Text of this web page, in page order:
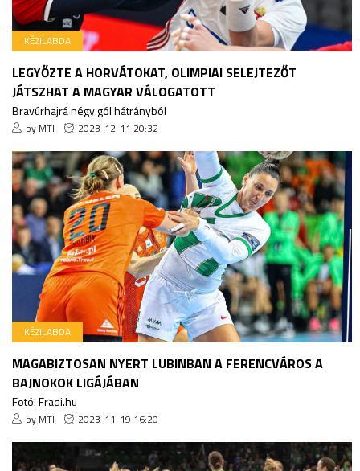
KÉZILABDA
LEGYŐZTE A HORVÁTOKAT, OLIMPIAI SELEJTEZŐT
JÁTSZHAT A MAGYAR VÁLOGATOTT
Bravúrhajrá négy gól hátrányból
by MTI 2023-12-11 20:32
KÉZILABDA
MAGABIZTOSAN NYERT LUBINBAN A FERENCVÁROS A
BAJNOKOK LIGÁJÁBAN
Fotó: Fradi.hu
by MTI 2023-11-19 16:20